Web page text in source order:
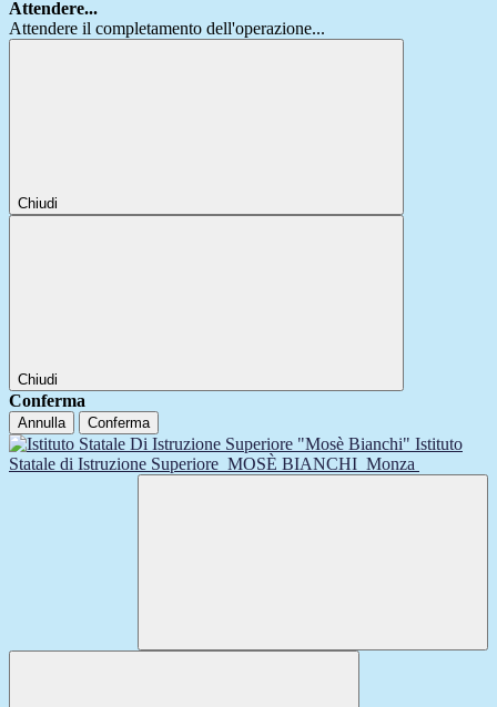
Attendere...
Attendere il completamento dell'operazione...
Chiudi
Chiudi
Conferma
Annulla Conferma
Istituto
Statale di Istruzione Superiore MOSÈ BIANCHI Monza